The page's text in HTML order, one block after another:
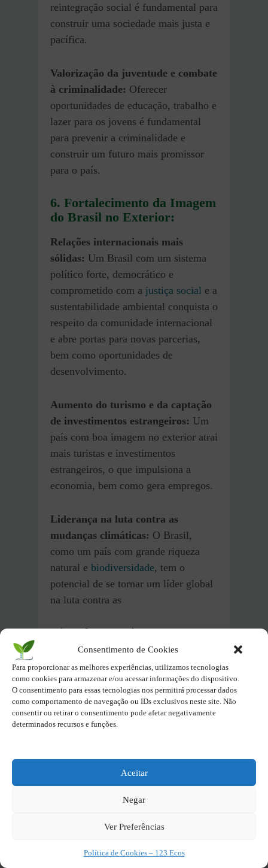
Consentimento de Cookies
Para proporcionar as melhores experiências, utilizamos tecnologias
como cookies para armazenar e/ou acessar informações do dispositivo.
O consentimento para essas tecnologias nos permitirá processar dados
como comportamento de navegação ou IDs exclusivos neste site. Não
consentir ou retirar o consentimento pode afetar negativamente
determinados recursos e funções.
Aceitar
Negar
Ver Preferências
Política de Cookies – 123 Ecos
reintegração social é fundamental para
construir uma sociedade mais justa e
pacífica.
Valorização da juventude e combate
à criminalidade: Oferecer
oportunidades de educação, trabalho e
lazer para os jovens é fundamental
para prevenir a criminalidade e
construir um futuro mais promissor
para o país.
6. Fortalecimento da Imagem
do Brasil no Exterior:
Relações internacionais mais
sólidas: Um Brasil com um sistema
político forte, democrático e
comprometido com a justiça social e a
sustentabilidade ambiental conquista o
respeito da comunidade internacional
e abre portas para novas parcerias,
bem como oportunidades de
desenvolvimento.
Aumento do turismo e da captação
de investimentos estrangeiros: Um
país com boa imagem no exterior atrai
mais turistas e investimentos
estrangeiros, o que impulsiona a
economia, bem como gera empregos.
Liderança na luta contra as
mudanças climáticas: O Brasil,
como um país com grande riqueza
natural e biodiversidade, tem o
potencial de se tornar um líder global
na luta contra as
Dicasde pesquisa para
Sustentabilidade Política
Publicações Acadêmicas:
Livros:
ODS 8 – Trabalho Decente e
Crescimento Econômico – o
Instituições Eficazes -